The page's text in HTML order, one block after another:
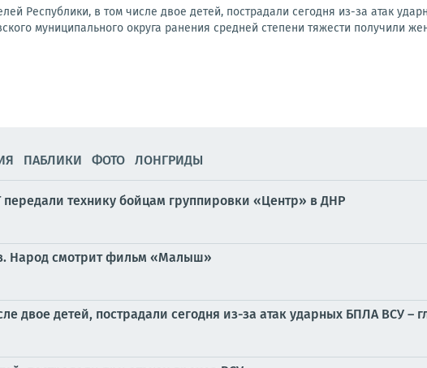
Республики, в том числе двое детей, пострадали сегодня из-за атак
муниципального округа ранения средней степени тяжести получили
ПАБЛИКИ ФОТО ЛОНГРИДЫ
технику бойцам группировки «Центр» в ДНР
Народ смотрит фильм «Малыш»
двое детей, пострадали сегодня из-за атак ударных БПЛА ВСУ –